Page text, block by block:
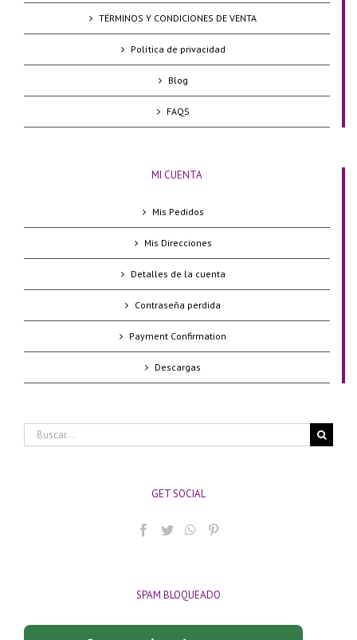
TÉRMINOS Y CONDICIONES DE VENTA
Política de privacidad
Blog
FAQS
MI CUENTA
Mis Pedidos
Mis Direcciones
Detalles de la cuenta
Contraseña perdida
Payment Confirmation
Descargas
Buscar:
GET SOCIAL
SPAM BLOQUEADO